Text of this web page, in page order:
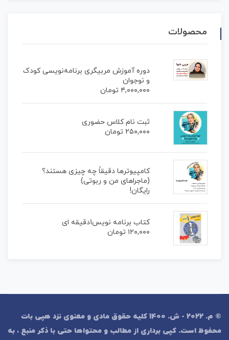
محصولات
دوره آموزش مربیگری برنامه‌نویسی کودک
و نوجوان
۴,۰۰۰,۰۰۰ تومان
ثبت نام کلاس حضوری
۲۵۰,۰۰۰ تومان
کامپیوترها دقیقاً چه چیزی هستند؟
(ماجراهای من و ربوتی)
رایگان!
کتاب برنامه نویس1دقیقه ای
۱۲۰,۰۰۰ تومان
© م. 2022 - ش. 1400 کلیه حقوق مادی و معنوی نزد هپی بات
محفوظ است. کپی برداری از مطالب و محتواها حتی با ذکر منبع ، به